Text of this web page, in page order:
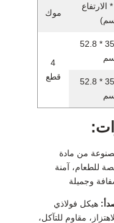
الارتفاع
موك
23 * 35.7 * 52.8
4
قطع
51 * 35.7 * 52.8
من مادة
للطعام، آمنة
وجميلة
هيكل فولاذي
مقاوم للتآكل،